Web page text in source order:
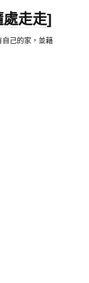
走走]
己的家，並藉